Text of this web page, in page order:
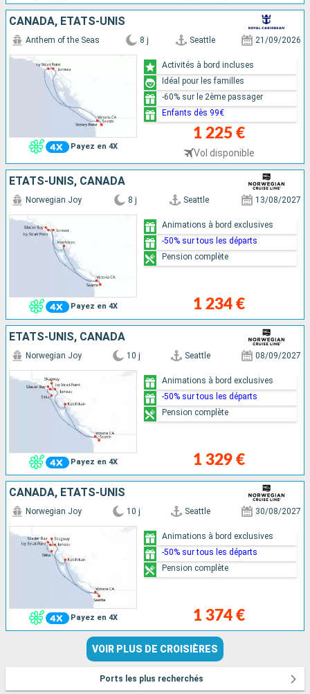
Ports les plus recherchés
CANADA, ÉTATS-UNIS
Payez en 4X
Anthem of the Seas 8 j Seattle 21/09/2026
1 225 €
Vol disponible
Activités à bord incluses
Idéal pour les familles
-60% sur le 2ème passager
Enfants dès 99€
ÉTATS-UNIS, CANADA
Payez en 4X
Norwegian Joy 8 j Seattle 13/08/2027
1 234 €
Animations à bord exclusives
-50% sur tous les départs
Pension complète
ÉTATS-UNIS, CANADA
Payez en 4X
Norwegian Joy 10 j Seattle 08/09/2027
1 329 €
Animations à bord exclusives
-50% sur tous les départs
Pension complète
CANADA, ÉTATS-UNIS
Payez en 4X
Norwegian Joy 10 j Seattle 30/08/2027
1 374 €
Animations à bord exclusives
-50% sur tous les départs
Pension complète
VOIR PLUS DE CROISIÈRES